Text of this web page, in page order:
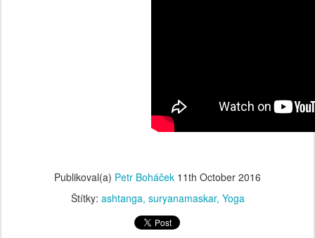
Publikoval(a) Petr Boháček 11th October 2016
Štítky: ashtanga suryanamaskar Yoga